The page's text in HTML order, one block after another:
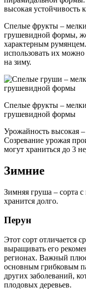
высокая устойчивость
Спелые фрукты –
грушевидной формы,
характерным
использовать их
на зиму.
Спелые фрукты –
грушевидной формы
Урожайность высокая
Созревание урожая
могут храниться до 3
Зимние
Зимняя груша – сорта
хранится долго.
Перун
Этот сорт отличается
выращивать его
регионах. Важный
основным грибковым
других заболеваний,
плодовых деревьев.